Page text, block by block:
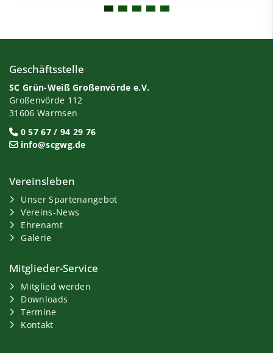
Geschäftsstelle
SC Grün-Weiß Großenvörde e.V.
Großenvörde 112
31606 Warmsen
0 57 67 / 94 29 76
info@scgwg.de
Vereinsleben
Unser Spartenangebot
Vereins-News
Ehrenamt
Galerie
Mitglieder-Service
Mitglied werden
Downloads
Termine
Kontakt